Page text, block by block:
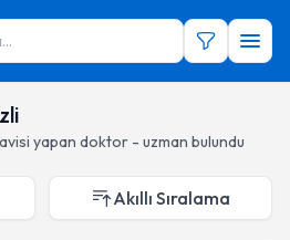
yapan doktor - uzman bulundu
Akıllı Sıralama